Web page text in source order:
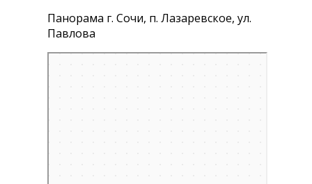
Панорама г. Сочи, п. Лазаревское, ул.
Павлова